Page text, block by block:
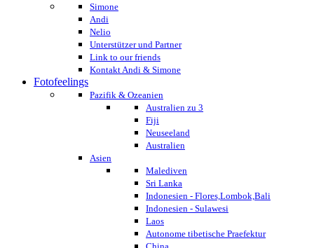
Simone
Andi
Nelio
Unterstützer und Partner
Link to our friends
Kontakt Andi & Simone
Fotofeelings
Pazifik & Ozeanien
Australien zu 3
Fiji
Neuseeland
Australien
Asien
Malediven
Sri Lanka
Indonesien - Flores,Lombok,Bali
Indonesien - Sulawesi
Laos
Autonome tibetische Praefektur